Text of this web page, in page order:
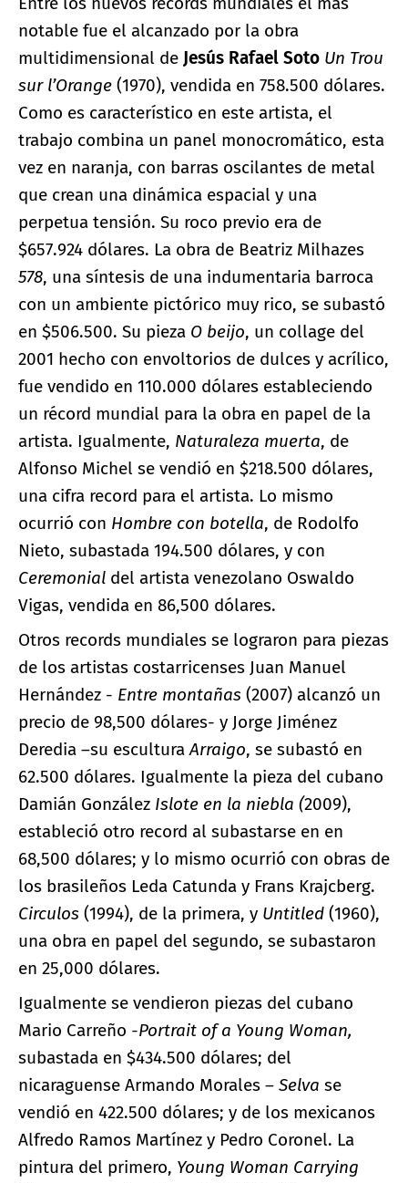
notable fue el alcanzado por la obra
multidimensional de Jesús Rafael Soto Un Trou
sur l’Orange (1970), vendida en 758.500 dólares.
Como es característico en este artista, el
trabajo combina un panel monocromático, esta
vez en naranja, con barras oscilantes de metal
que crean una dinámica espacial y una
perpetua tensión. Su roco previo era de
$657.924 dólares. La obra de Beatriz Milhazes
578, una síntesis de una indumentaria barroca
con un ambiente pictórico muy rico, se subastó
en $506.500. Su pieza O beijo, un collage del
2001 hecho con envoltorios de dulces y acrílico,
fue vendido en 110.000 dólares estableciendo
un récord mundial para la obra en papel de la
artista. Igualmente, Naturaleza muerta, de
Alfonso Michel se vendió en $218.500 dólares,
una cifra record para el artista. Lo mismo
ocurrió con Hombre con botella, de Rodolfo
Nieto, subastada 194.500 dólares, y con
Ceremonial del artista venezolano Oswaldo
Vigas, vendida en 86,500 dólares.
Otros records mundiales se lograron para piezas
de los artistas costarricenses Juan Manuel
Hernández - Entre montañas (2007) alcanzó un
precio de 98,500 dólares- y Jorge Jiménez
Deredia –su esculturaArraigo, se subastó en
62.500 dólares. Igualmente la pieza del cubano
Damián González Islote en la niebla (2009),
estableció otro record al subastarse en en
68,500 dólares; y lo mismo ocurrió con obras de
los brasileños Leda Catunda y Frans Krajcberg.
Circulos (1994), de la primera, y Untitled (1960),
una obra en papel del segundo, se subastaron
en 25,000 dólares.
Igualmente se vendieron piezas del cubano
Mario Carreño -Portrait of a Young Woman,
subastada en $434.500 dólares; del
nicaraguense Armando Morales – Selva se
vendió en 422.500 dólares; y de los mexicanos
Alfredo Ramos Martínez y Pedro Coronel. La
pintura del primero, Young Woman Carrying